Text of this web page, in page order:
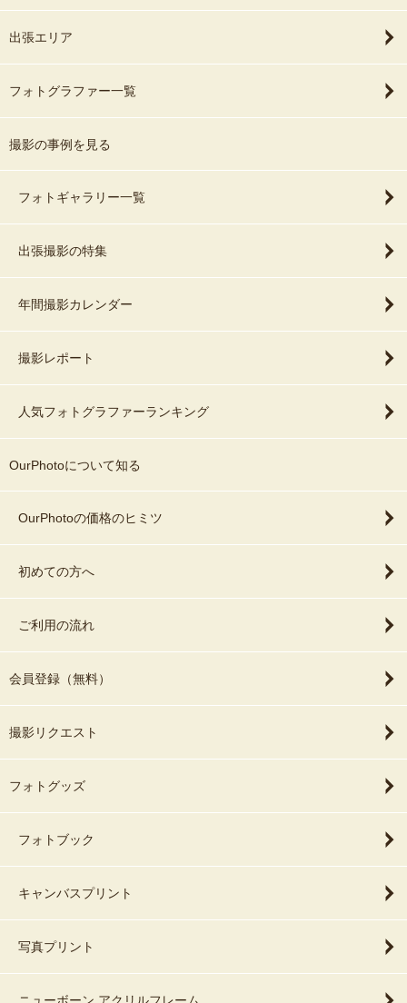
出張エリア
フォトグラファー一覧
撮影の事例を見る
フォトギャラリー一覧
出張撮影の特集
年間撮影カレンダー
撮影レポート
人気フォトグラファーランキング
OurPhotoについて知る
OurPhotoの価格のヒミツ
初めての方へ
ご利用の流れ
会員登録（無料）
撮影リクエスト
フォトグッズ
フォトブック
キャンバスプリント
写真プリント
ニューボーン アクリルフレーム